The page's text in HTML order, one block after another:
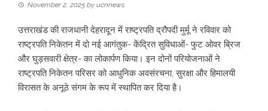
November 2, 2025 by ucnnews
उत्तराखंड की राजधानी देहरादून में राष्ट्रपति द्रौपदी मुर्मू ने रविवार को
राष्ट्रपति निकेतन में दो नई आगंतुक- केंद्रित सुविधाओं- फुट ओवर ब्रिज
और घुड़सवारी क्षेत्र- का लोकार्पण किया। इन दोनों परियोजनाओं ने
राष्ट्रपति निकेतन परिसर को आधुनिक अवसंरचना, सुरक्षा और हिमालयी
विरासत के अनूठे संगम के रूप में स्थापित कर दिया है।